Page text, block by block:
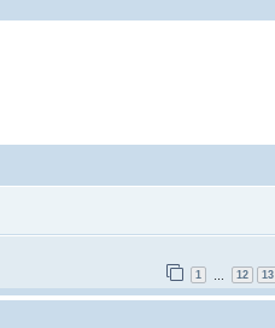
1 12 13